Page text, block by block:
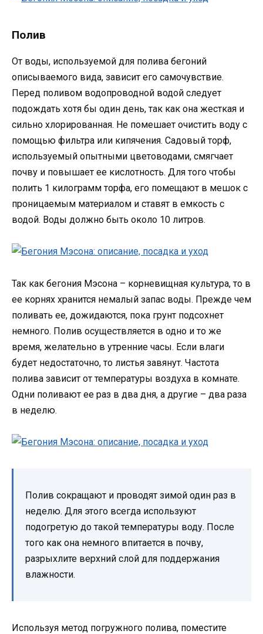
Полив
От воды, используемой для полива бегоний
описываемого вида, зависит его самочувствие.
Перед поливом водопроводной водой следует
подождать хотя бы один день, так как она жесткая и
сильно хлорированная. Не помешает очистить воду с
помощью фильтра или кипячения. Садовый торф,
используемый опытными цветоводами, смягчает
почву и повышает ее кислотность. Для того чтобы
полить 1 килограмм торфа, его помещают в мешок с
проницаемым материалом и ставят в емкость с
водой. Воды должно быть около 10 литров.
Так как бегония Мэсона – корневищная культура, то в
ее корнях хранится немалый запас воды. Прежде чем
поливать ее, дожидаются, пока грунт подсохнет
немного. Полив осуществляется в одно и то же
время, желательно в утренние часы. Если влаги
будет недостаточно, то листья завянут. Частота
полива зависит от температуры воздуха в комнате.
Одни поливают ее раз в два дня, а другие – два раза
в неделю.
Полив сокращают и проводят зимой один раз в
неделю. Для этого всегда используют
подогретую до такой температуры воду. После
того как она немного впитается в почву,
разрыхлите верхний слой для поддержания
влажности.
Используя метод погружного полива, поместите